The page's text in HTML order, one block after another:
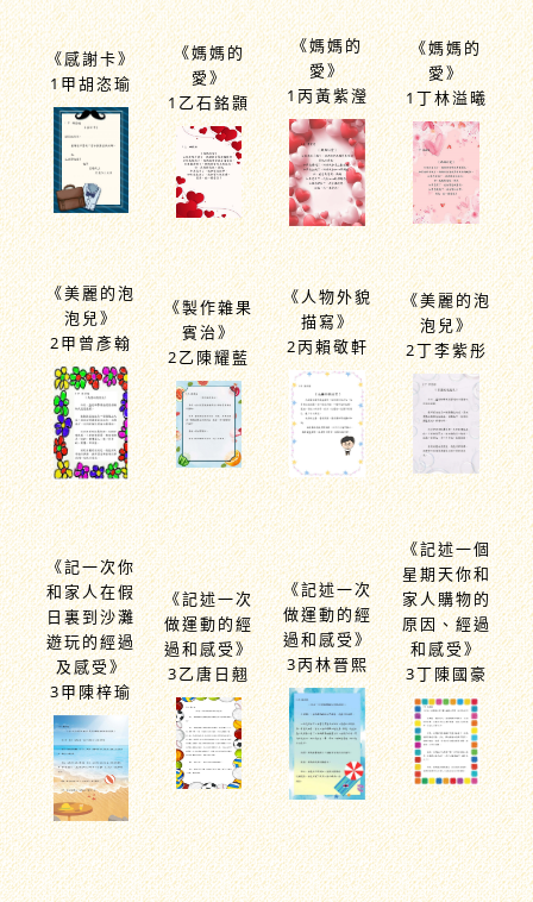
《感謝卡》
1甲胡恣瑜
《媽媽的
愛》
1乙石銘顥
《媽媽的
愛》
1丙黃紫瀅
《媽媽的
愛》
1丁林溢曦
《美麗的泡
泡兒》
2甲曾彥翰
《製作雜果
賓治》
2乙陳耀藍
《人物外貌
描寫》
2丙賴敬軒
《美麗的泡
泡兒》
2丁李紫彤
《記一次你
和家人在假
日裏到沙灘
遊玩的經過
及感受》
3甲陳梓瑜
《記述一次
做運動的經
過和感受》
3乙唐日翹
《記述一次
做運動的經
過和感受》
3丙林晉熙
《記述一個
星期天你和
家人購物的
原因、經過
和感受》
3丁陳國豪